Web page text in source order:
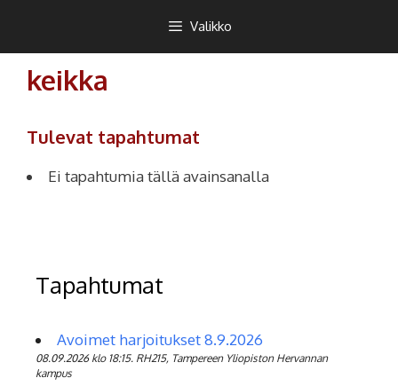
Valikko
keikka
Tulevat tapahtumat
Ei tapahtumia tällä avainsanalla
Tapahtumat
Avoimet harjoitukset 8.9.2026
08.09.2026 klo 18:15. RH215, Tampereen Yliopiston Hervannan
kampus